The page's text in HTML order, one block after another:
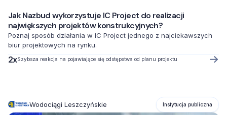
Jak Nazbud wykorzystuje IC Project do realizacji
największych projektów konstrukcyjnych?
Poznaj sposób działania w IC Project jednego z najciekawszych
biur projektowych na rynku.
2xSzybsza reakcja na pojawiające się odstępstwa od planu projektu
Wodociągi Leszczyńskie Instytucja publiczna